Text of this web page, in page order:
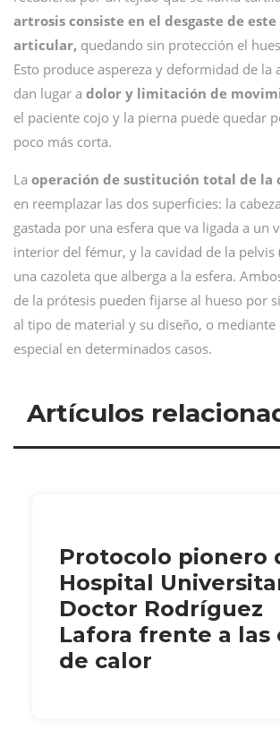
artrosis consiste en el desgaste de
articular, quedando sin protección el
Esto produce aspereza y deformidad de la
dan lugar a dolor y limitación de
el paciente cojo y la pierna puede quedar
poco más corta.
La operación de sustitución total de la
en reemplazar las dos superficies: la
gastada por una esfera que va ligada a un
interior del fémur, y la cavidad de la pelvis
una cazoleta que alberga a la esfera.
de la prótesis pueden fijarse al hueso por
al tipo de material y su diseño, o mediante
especial en determinados casos.
Artículos
Protocolo pionero
Hospital
Doctor Rodríguez
Lafora frente a las
de calor